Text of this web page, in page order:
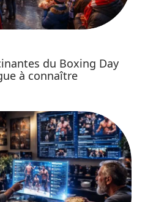
du Boxing Day
à connaître